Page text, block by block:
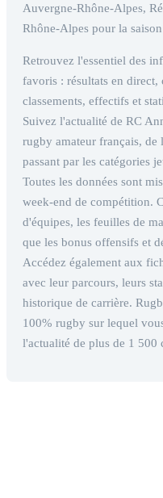
Auvergne-Rhône-Alpes,
Rhône-Alpes pour la
Retrouvez l'essentiel des
favoris : résultats en direct,
classements, effectifs et
Suivez l'actualité de RC
rugby amateur français, de
passant par les catégories
Toutes les données sont
week-end de compétition.
d'équipes, les feuilles de
que les bonus offensifs et
Accédez également aux
avec leur parcours, leurs
historique de carrière.
100% rugby sur lequel
l'actualité de plus de 1 500